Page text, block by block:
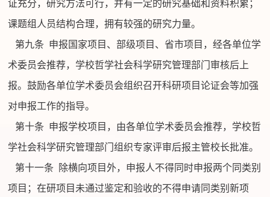
证充分，研究方法可行，并有一定的研究基础和资料积累；
课题组人员结构合理，拥有较强的研究力量。
第九条 申报国家项目、部级项目、省市项目，经各单位学
术委员会推荐，学校哲学社会科学研究管理部门审核后上
报。鼓励各单位学术委员会组织召开科研项目论证会等加强
对申报工作的指导。
第十条 申报学校项目，由各单位学术委员会推荐，学校哲
学社会科学研究管理部门组织专家评审后报主管校长批准。
第十一条
除横向项目外，申报人不得同时申报两个同类别
项目；在研项目未通过鉴定和验收的不得申请同类别新项